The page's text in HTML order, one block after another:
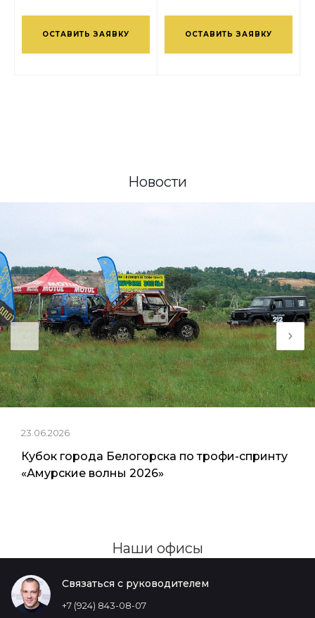
ОСТАВИТЬ ЗАЯВКУ ОСТАВИТЬ ЗАЯВКУ
Новости
23.06.2026
Кубок города Белогорска по трофи-спринту
«Амурские волны 2026»
Наши офисы
Связаться с руководителем
+7 (924) 843-08-07